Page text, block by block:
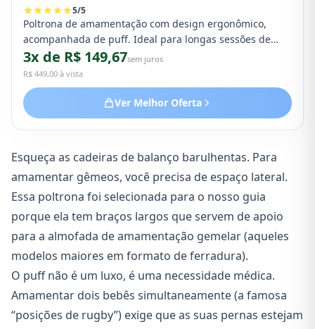
5/5
Poltrona de amamentação com design ergonômico,
acompanhada de puff. Ideal para longas sessões de
amamentação dupla com gêmeos.
3x de R$ 149,67sem juros
R$ 449,00 à vista
Ver Melhor Oferta
Esqueça as cadeiras de balanço barulhentas. Para
amamentar gêmeos, você precisa de espaço lateral.
Essa poltrona foi selecionada para o nosso guia
porque ela tem braços largos que servem de apoio
para a almofada de amamentação gemelar (aqueles
modelos maiores em formato de ferradura).
O puff não é um luxo, é uma necessidade médica.
Amamentar dois bebês simultaneamente (a famosa
“posições de rugby”) exige que as suas pernas estejam